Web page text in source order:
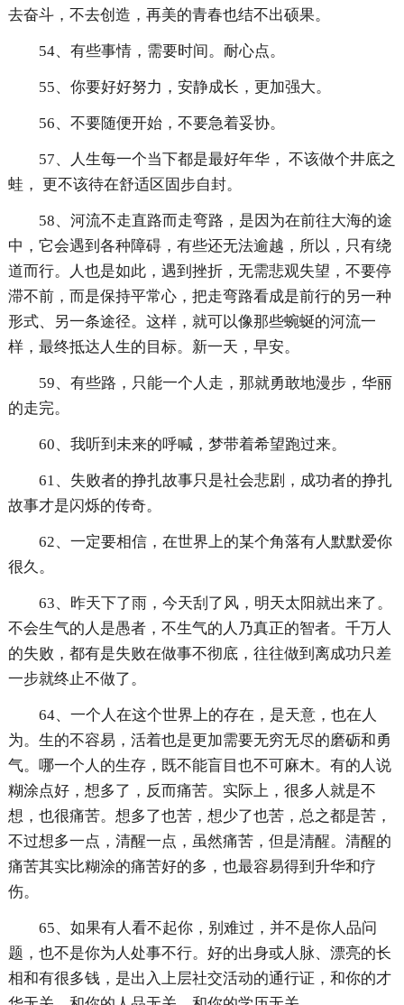
去奋斗，不去创造，再美的青春也结不出硕果。
54、有些事情，需要时间。耐心点。
55、你要好好努力，安静成长，更加强大。
56、不要随便开始，不要急着妥协。
57、人生每一个当下都是最好年华， 不该做个井底之
蛙， 更不该待在舒适区固步自封。
58、河流不走直路而走弯路，是因为在前往大海的途
中，它会遇到各种障碍，有些还无法逾越，所以，只有绕
道而行。人也是如此，遇到挫折，无需悲观失望，不要停
滞不前，而是保持平常心，把走弯路看成是前行的另一种
形式、另一条途径。这样，就可以像那些蜿蜒的河流一
样，最终抵达人生的目标。新一天，早安。
59、有些路，只能一个人走，那就勇敢地漫步，华丽
的走完。
60、我听到未来的呼喊，梦带着希望跑过来。
61、失败者的挣扎故事只是社会悲剧，成功者的挣扎
故事才是闪烁的传奇。
62、一定要相信，在世界上的某个角落有人默默爱你
很久。
63、昨天下了雨，今天刮了风，明天太阳就出来了。
不会生气的人是愚者，不生气的人乃真正的智者。千万人
的失败，都有是失败在做事不彻底，往往做到离成功只差
一步就终止不做了。
64、一个人在这个世界上的存在，是天意，也在人
为。生的不容易，活着也是更加需要无穷无尽的磨砺和勇
气。哪一个人的生存，既不能盲目也不可麻木。有的人说
糊涂点好，想多了，反而痛苦。实际上，很多人就是不
想，也很痛苦。想多了也苦，想少了也苦，总之都是苦，
不过想多一点，清醒一点，虽然痛苦，但是清醒。清醒的
痛苦其实比糊涂的痛苦好的多，也最容易得到升华和疗
伤。
65、如果有人看不起你，别难过，并不是你人品问
题，也不是你为人处事不行。好的出身或人脉、漂亮的长
相和有很多钱，是出入上层社交活动的通行证，和你的才